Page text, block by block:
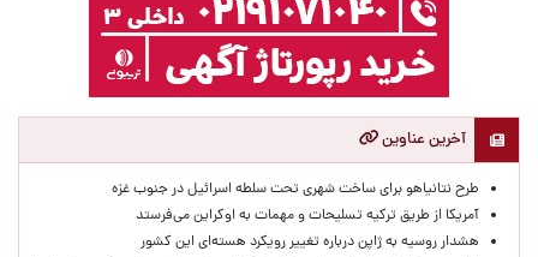
آخرین عناوین
طرح نتانیاهو برای ساخت شهری تحت سلطه اسرائیل در جنوب غزه
آمریکا از طریق ترکیه تسلیحات و مهمات به اوکراین می‌فرستد
هشدار روسیه به ژاپن درباره تغییر رویکرد هسته‌ای این کشور